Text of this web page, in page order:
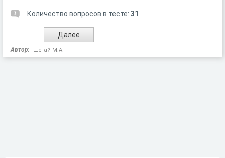
Количество вопросов в тесте: 31
Автор: Шегай М.А.